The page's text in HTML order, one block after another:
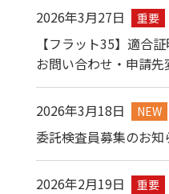
2026年3月27日 重要
【フラット35】適合
お問い合わせ・申請先
2026年3月18日 NEW
委託検査員募集のお知
2026年2月19日 重要